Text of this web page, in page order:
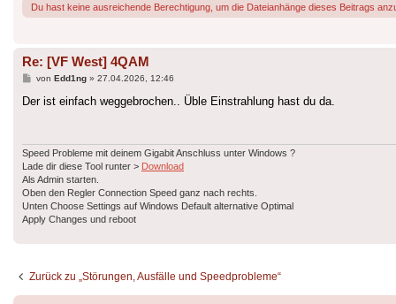
Du hast keine ausreichende Berechtigung, um die Dateianhänge dieses Beitrags
Re: [VF West] 4QAM
Beitrag
von Edd1ng» 27.04.2026, 12:46
Der ist einfach weggebrochen.. Üble Einstrahlung hast du da.
Speed Probleme mit deinem Gigabit Anschluss unter Windows ?
Lade dir diese Tool runter > Download
Als Admin starten.
Oben den Regler Connection Speed ganz nach rechts.
Unten Choose Settings auf Windows Default alternative Optimal
Apply Changes und reboot
Zurück zu „Störungen, Ausfälle und Speedprobleme“